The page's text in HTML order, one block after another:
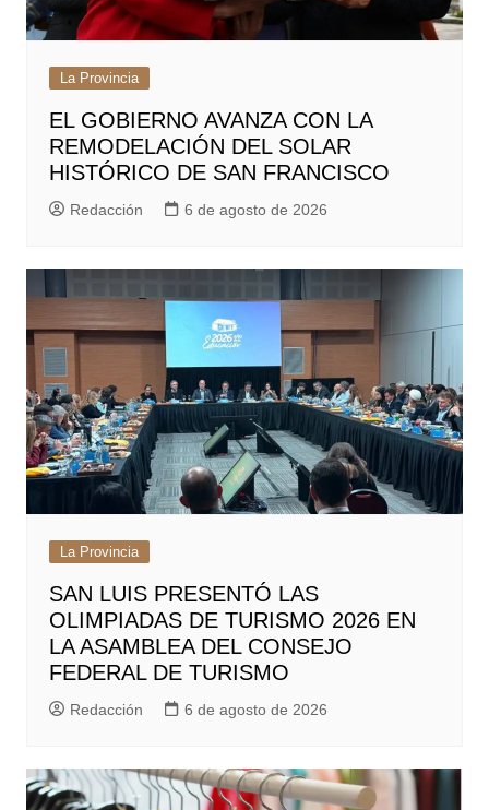
La Provincia
EL GOBIERNO AVANZA CON LA
REMODELACIÓN DEL SOLAR
HISTÓRICO DE SAN FRANCISCO
Redacción 6 de agosto de 2026
La Provincia
SAN LUIS PRESENTÓ LAS
OLIMPIADAS DE TURISMO 2026 EN
LA ASAMBLEA DEL CONSEJO
FEDERAL DE TURISMO
Redacción 6 de agosto de 2026